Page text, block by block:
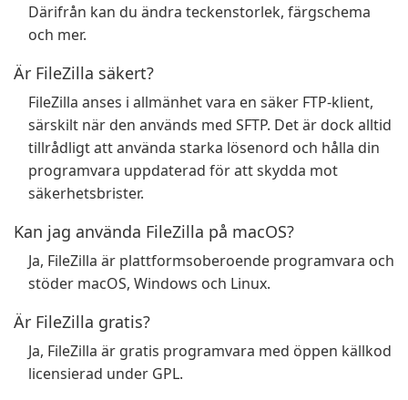
Därifrån kan du ändra teckenstorlek, färgschema
och mer.
Är FileZilla säkert?
FileZilla anses i allmänhet vara en säker FTP-klient,
särskilt när den används med SFTP. Det är dock alltid
tillrådligt att använda starka lösenord och hålla din
programvara uppdaterad för att skydda mot
säkerhetsbrister.
Kan jag använda FileZilla på macOS?
Ja, FileZilla är plattformsoberoende programvara och
stöder macOS, Windows och Linux.
Är FileZilla gratis?
Ja, FileZilla är gratis programvara med öppen källkod
licensierad under GPL.